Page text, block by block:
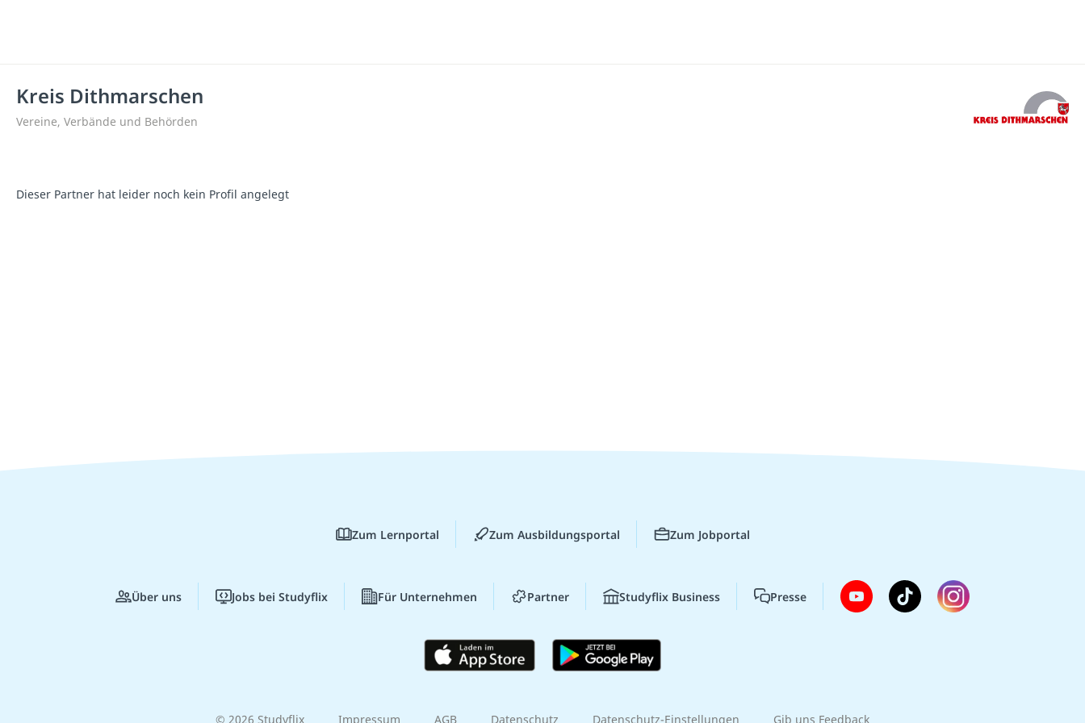
Kreis Dithmarschen
Vereine, Verbände und Behörden
Dieser Partner hat leider noch kein Profil angelegt
Zum Lernportal Zum Ausbildungsportal Zum Jobportal
Über uns Jobs bei Studyflix Für Unternehmen Partner Studyflix Business Presse
© 2026 Studyflix Impressum AGB Datenschutz Datenschutz-Einstellungen Gib uns Feedback